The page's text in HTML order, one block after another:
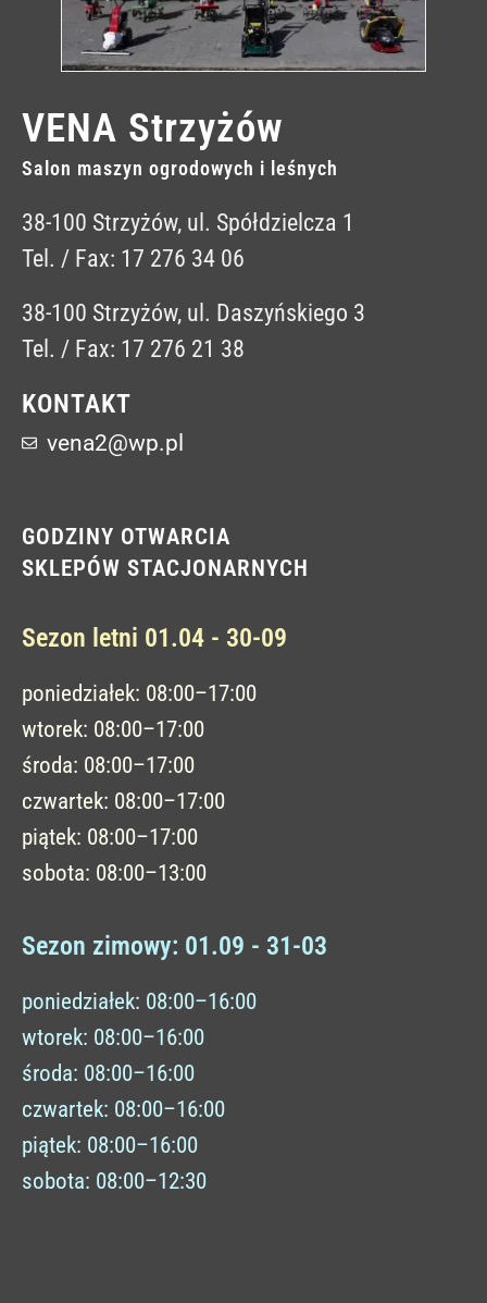
VENA Strzyżów
Salon maszyn ogrodowych i leśnych
38-100 Strzyżów, ul. Spółdzielcza 1
Tel. / Fax: 17 276 34 06
38-100 Strzyżów, ul. Daszyńskiego 3
Tel. / Fax: 17 276 21 38
KONTAKT
vena2@wp.pl
GODZINY OTWARCIA
SKLEPÓW STACJONARNYCH
Sezon letni 01.04 - 30-09
poniedziałek: 08:00–17:00
wtorek: 08:00–17:00
środa: 08:00–17:00
czwartek: 08:00–17:00
piątek: 08:00–17:00
sobota: 08:00–13:00
Sezon zimowy: 01.09 - 31-03
poniedziałek: 08:00–16:00
wtorek: 08:00–16:00
środa: 08:00–16:00
czwartek: 08:00–16:00
piątek: 08:00–16:00
sobota: 08:00–12:30